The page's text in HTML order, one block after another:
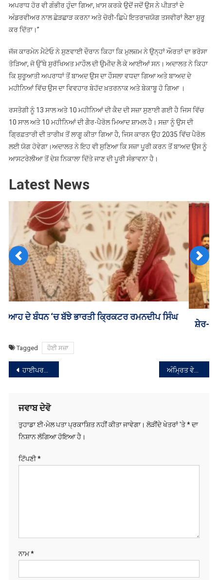
ਅਪਰਾਧ ਹੋਰ ਵੀ ਗੰਭੀਰ ਹੁੰਦਾ ਗਿਆ, ਖ਼ਾਸ ਕਰਕੇ ਉਦੋਂ ਜਦੋਂ ਉਸ ਨੇ ਪੀੜਤਾਂ ਦੇ
ਅੰਡਰਵੀਅਰ ਨਾਲ ਛੇੜਛਾੜ ਕਰਨਾ ਅਤੇ ਚੋਰੀ-ਛਿਪੇ ਇਤਰਾਜ਼ਯੋਗ ਤਸਵੀਰਾਂ ਲੈਣਾ ਸ਼ੁਰੂ
ਕਰ ਦਿੱਤਾ।”
ਜੱਜ ਕਾਰਮੇਨ ਮੈਟੇਓ ਨੇ ਸੁਣਵਾਈ ਦੌਰਾਨ ਕਿਹਾ ਕਿ ਮੁਲਜ਼ਮ ਨੇ ਉਨ੍ਹਾਂ ਔਰਤਾਂ ਦਾ ਭਰੋਸਾ
ਤੋੜਿਆ, ਜੋ ਉੱਥੇ ਸੁਰੱਖਿਅਤ ਮਾਹੌਲ ਦੀ ਉਮੀਦ ਲੈ ਕੇ ਆਈਆਂ ਸਨ। ਅਦਾਲਤ ਨੇ ਕਿਹਾ
ਕਿ ਸ਼ੁਰੂਆਤੀ ਅਪਰਾਧਾਂ ਤੋਂ ਬਾਅਦ ਉਸ ਦਾ ਹੌਸਲਾ ਵਧਦਾ ਗਿਆ ਅਤੇ ਬਾਅਦ ਦੇ
ਮਹੀਨਿਆਂ ਵਿੱਚ ਉਸ ਦਾ ਵਿਵਹਾਰ ਬੇਹੱਦ ਖ਼ਤਰਨਾਕ ਅਤੇ ਬੇਕਾਬੂ ਹੋ ਗਿਆ ।
ਰਸਤੋਗੀ ਨੂੰ 13 ਸਾਲ ਅਤੇ 10 ਮਹੀਨਿਆਂ ਦੀ ਕੈਦ ਦੀ ਸਜ਼ਾ ਸੁਣਾਈ ਗਈ ਹੈ ਜਿਸ ਵਿੱਚ
10 ਸਾਲ ਅਤੇ 10 ਮਹੀਨਿਆਂ ਦੀ ਗੈਰ-ਪੈਰੋਲ ਮਿਆਦ ਸ਼ਾਮਲ ਹੈ। ਸਜ਼ਾ ਨੂੰ ਉਸ ਦੀ
ਗ੍ਰਿਫ਼ਤਾਰੀ ਦੀ ਤਾਰੀਖ਼ ਤੋਂ ਲਾਗੂ ਕੀਤਾ ਗਿਆ ਹੈ, ਜਿਸ ਕਾਰਨ ਉਹ 2035 ਵਿੱਚ ਪੈਰੋਲ
ਲਈ ਯੋਗ ਹੋਵੇਗਾ।ਅਦਾਲਤ ਨੇ ਇਹ ਵੀ ਸੁਣਿਆ ਕਿ ਸਜ਼ਾ ਪੂਰੀ ਕਰਨ ਤੋਂ ਬਾਅਦ ਉਸ ਨੂੰ
ਆਸਟਰੇਲੀਆ ਤੋਂ ਦੇਸ਼ ਨਿਕਾਲਾ ਦਿੱਤੇ ਜਾਣ ਦੀ ਪੂਰੀ ਸੰਭਾਵਨਾ ਹੈ।
Latest News
ਸ਼ੇਰ-ਏ-ਪੰਜਾਬ ਟਵੰਟੀ-20 ਲੀਗ ਲਈ ਪਲੇਅਰਾਂ ਦੀ ਨਿਲਾਮੀ ਅੱਜ
Previous Next
Tagged ਹੋਈ ਸਜ਼ਾ
ਸੰਪਾਦਨਾ
ਹਾਈਪਰਟੈਨਸ਼ਨ ਦੀ ਵਧ ਰਹੀ ਸਮੱਸਿਆ ਨਾਲ ਨਜਿੱਠਣ ਲਈ ਇਲਾਜ ਦਾ ਕੀਤਾ ਵਿਸਥਾਰ; ਡਾ. ਬਲਬੀਰ ਸਿੰਘ ਅੰਮ੍ਰਿਤ ਵੇਲੇ ਦਾ ਹੁਕਮਨਾਮਾ ਸ੍ਰੀ ਦਰਬਾਰ ਸਾਹਿਬ ਅੰਮ੍ਰਿਤਸਰ, ਅੰਗ 645, 18-05-2026
ਜਵਾਬ ਦੇਵੋ
ਤੁਹਾਡਾ ਈ-ਮੇਲ ਪਤਾ ਪ੍ਰਕਾਸ਼ਿਤ ਨਹੀਂ ਕੀਤਾ ਜਾਵੇਗਾ। ਲੋੜੀਂਦੇ ਖੇਤਰਾਂ 'ਤੇ*ਦਾ
ਨਿਸ਼ਾਨ ਲੱਗਿਆ ਹੋਇਆ ਹੈ।
ਟਿੱਪਣੀ*
ਨਾਮ*